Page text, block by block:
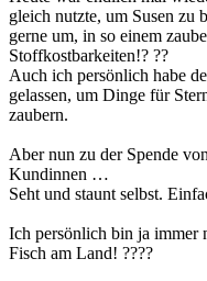
gleich nutzte, um Susen zu
gerne um, in so einem
Stoffkostbarkeiten!? ??
Auch ich persönlich habe
gelassen, um Dinge für
zaubern.
Aber nun zu der Spende
Kundinnen …
Seht und staunt selbst.
Ich persönlich bin ja immer
Fisch am Land! ????